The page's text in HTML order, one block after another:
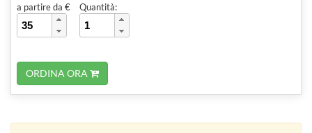
a partire da € Quantità:
ORDINA ORA